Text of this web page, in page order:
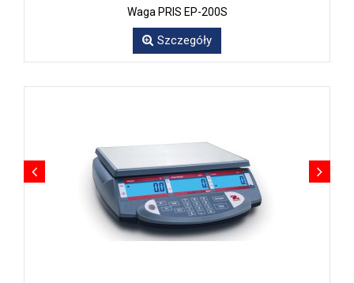
Waga PRIS EP-200S
Szczegóły